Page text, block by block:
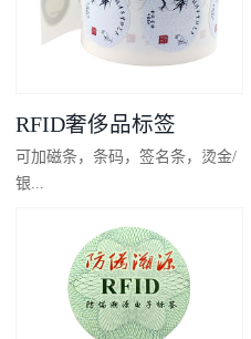
RFID奢侈品标签
可加磁条，条码，签名条，烫金/
银...
凸码，金/银底